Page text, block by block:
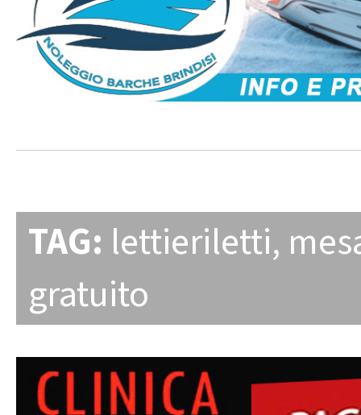
TAG: lettieriletti,
gratuito